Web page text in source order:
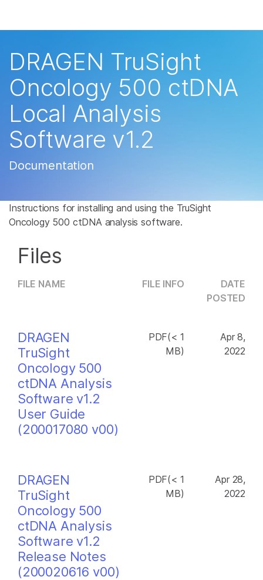
학습
지원
추천 링크
DRAGEN TruSight
Oncology 500 ctDNA
Local Analysis
Software v1.2
Documentation
Instructions for installing and using the TruSight
Oncology 500 ctDNA analysis software.
Files
FILE NAME FILE INFO
DATE
POSTED
DRAGEN
TruSight
Oncology 500
ctDNA Analysis
Software v1.2
User Guide
(200017080 v00)
PDF(< 1
MB)
Apr 8,
2022
DRAGEN
TruSight
Oncology 500
ctDNA Analysis
Software v1.2
Release Notes
(200020616 v00)
PDF(< 1
MB)
Apr 28,
2022
습니다. 주요 관심 분야를 선택해 주세요:
×
미생물학 연구
농업유전체학 연구
복합 질환 연구
임상 종양학 연구
생식 보건 연구
구